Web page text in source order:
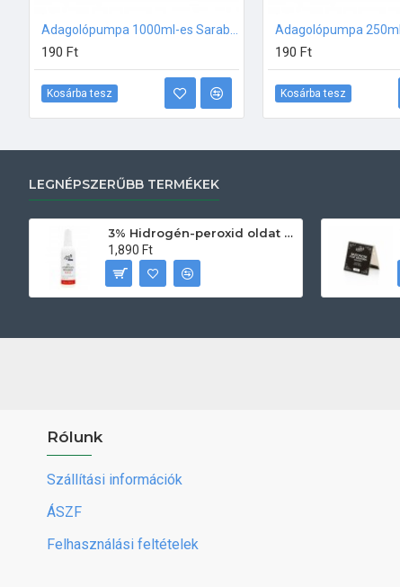
190 Ft
Kosárba tesz
190 Ft
Kosárba tesz
LEGNÉPSZERŰBB TERMÉKEK
3% Hidrogén-peroxid oldat (sebfertőtlenítő) 100ml
1,890 Ft
Rólunk
Szállítási információk
ÁSZF
Felhasználási feltételek